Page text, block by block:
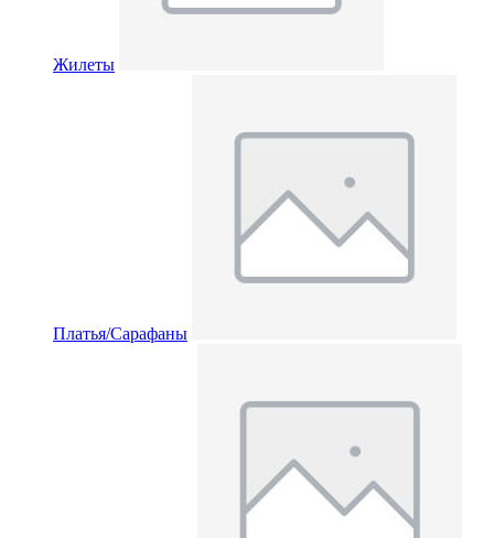
Жилеты
Платья/Сарафаны